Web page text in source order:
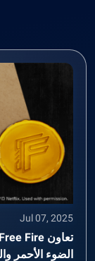
Jul 07, 2025
الضوء الأحمر